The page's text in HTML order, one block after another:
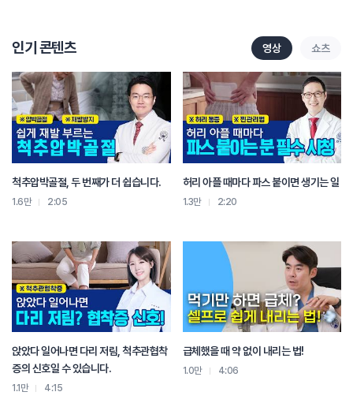
아까 72시간 얘기 하셨는데 골든타임이 있는걸까요?
보통은 72시간 내에 스테로이드나 항바이러스제를 투여하는 경우가 대부분이고
그 시간을 놓치면 후유증이 많이 남는다! 양방에서는 보통 그렇게 이야기 하죠,
양방을 다녀오시는 분들도 있고, 신경과나 내과에 가서 약 처방 받고 한의원,
한방병원 먼저 오시는 분들도 있는데, 저는 일단 다 하시라고 해요. 저한테 침도
맞고 한약도 드시고 신경과에 가서 약 처방받아서 드시고 일단은 초기에는
병용해서 치료하는 게 훨씬 더 효과가 좋다고 연구들이 많이 나왔기 때문에 일단은
할 수 있는 것은 초반에 다 하자고 이야기 합니다.
2주동안 꾸준히 치료 하는 것
치고 올라오는 것 하고는 완전히 다르잖아요. 그게 2주이내에 딱 결정 되는거에요
그게 어느 정도까지 떨어질지 그래서 점점 나빠지더라도 이 속도를 줄이는 것을
목표하기 위해서 2주가 제일 중요한 것 같아요.
그럼 치료의 텀은 사람마다 다르겠지만 만약 심하게 안면마비가 왔다 그러면 매일
일단은 초기에 입원 하는게 제일 좋고 입원치료라는 것은 몸과 마음을 좀 쉬라는
것도 있고 그리고 치료를 오전 오후 두번씩 하게 되니까 훨씬 더 집중하게 되고
보통 1~2주정도 입원치료 하고 호전이 어느정도 되면 통원치료 하도록 그렇게
인기 콘텐츠 영상 쇼츠
척추압박골절, 두 번째가 더 쉽습니다.
1.6만 2:05
허리 아플 때마다 파스 붙이면 생기는 일
1.3만 2:20
앉았다 일어나면 다리 저림, 척추관협착
증의 신호일 수 있습니다.
1.1만 4:15
급체했을 때 약 없이 내리는 법!
1.0만 4:06